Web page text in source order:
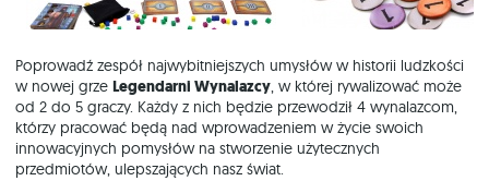
Poprowadź zespół najwybitniejszych umysłów w historii ludzkości
w nowej grze Legendarni Wynalazcy, w której rywalizować może
od 2 do 5 graczy. Każdy z nich będzie przewodził 4 wynalazcom,
którzy pracować będą nad wprowadzeniem w życie swoich
innowacyjnych pomysłów na stworzenie użytecznych
przedmiotów, ulepszających nasz świat.